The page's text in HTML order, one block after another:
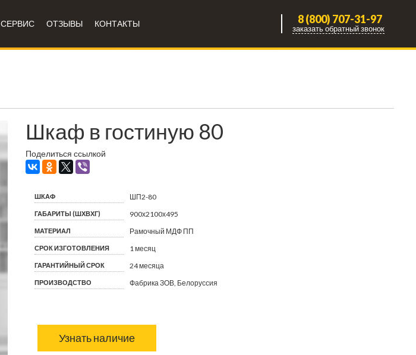
СЕРВИС ОТЗЫВЫ КОНТАКТЫ 8 (800) 707-31-97
заказать обратный звонок
Шкаф в гостиную 80
Поделиться ссылкой
ШКАФ ШП2-80
ГАБАРИТЫ (ШХВХГ) 900х2100х495
МАТЕРИАЛ Рамочный МДФ ПП
СРОК ИЗГОТОВЛЕНИЯ 1 месяц
ГАРАНТИЙНЫЙ СРОК 24 месяца
ПРОИЗВОДСТВО Фабрика ЗОВ, Белоруссия
Узнать наличие